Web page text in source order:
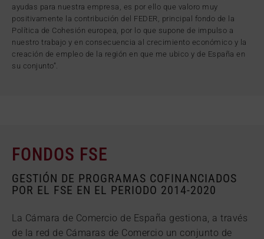
ayudas para nuestra empresa, es por ello que valoro muy
positivamente la contribución del FEDER, principal fondo de la
Política de Cohesión europea, por lo que supone de impulso a
nuestro trabajo y en consecuencia al crecimiento económico y la
creación de empleo de la región en que me ubico y de España en
su conjunto”.
FONDOS FSE
GESTIÓN DE PROGRAMAS COFINANCIADOS
POR EL FSE EN EL PERIODO 2014-2020
La Cámara de Comercio de España gestiona, a través
de la red de Cámaras de Comercio un conjunto de